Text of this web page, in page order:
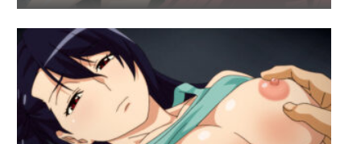
してあげる♪」